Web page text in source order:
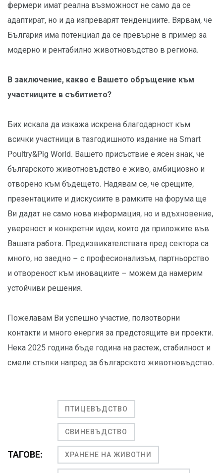
фермери имат реална възможност не само да се
адаптират, но и да изпреварят тенденциите. Вярвам, че
България има потенциал да се превърне в пример за
модерно и рентабилно животновъдство в региона.
В заключение, какво е Вашето обръщение към
участниците в събитието?
Бих искала да изкажа искрена благодарност към
всички участници в тазгодишното издание на Smart
Poultry&Pig World. Вашето присъствие е ясен знак, че
българското животновъдство е живо, амбициозно и
отворено към бъдещето. Надявам се, че срещите,
презентациите и дискусиите в рамките на форума ще
Ви дадат не само нова информация, но и вдъхновение,
увереност и конкретни идеи, които да приложите във
Вашата работа. Предизвикателствата пред сектора са
много, но заедно – с професионализъм, партньорство
и отвореност към иновациите – можем да намерим
устойчиви решения.
Пожелавам Ви успешно участие, ползотворни
контакти и много енергия за предстоящите ви проекти.
Нека 2025 година бъде година на растеж, стабилност и
смели стъпки напред за българското животновъдство.
ТАГОВЕ:
ПТИЦЕВЪДСТВО
СВИНЕВЪДСТВО
ХРАНЕНЕ НА ЖИВОТНИ